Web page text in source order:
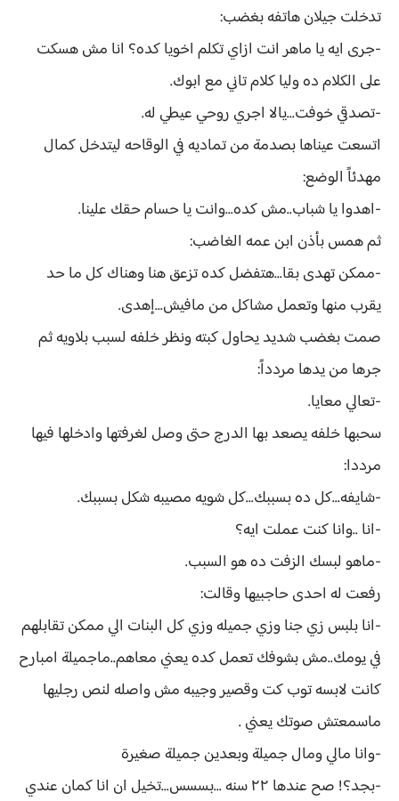
تدخلت جيلان هاتفه بغضب:
-جرى ايه يا ماهر انت ازاي تكلم اخويا كده؟ انا مش هسكت
على الكلام ده وليا كلام تاني مع ابوك.
-تصدقي خوفت...يالا اجري روحي عيطي له.
اتسعت عيناها بصدمة من تماديه في الوقاحه ليتدخل كمال
مهدئاً الوضع:
-اهدوا يا شباب..مش كده...وانت يا حسام حقك علينا.
ثم همس بأذن ابن عمه الغاضب:
-ممكن تهدى بقا...هتفضل كده تزعق هنا وهناك كل ما حد
يقرب منها وتعمل مشاكل من مافيش...إهدى.
صمت بغضب شديد يحاول كبته ونظر خلفه لسبب بلاويه ثم
جرها من يدها مردداً:
-تعالي معايا.
سحبها خلفه يصعد بها الدرج حتى وصل لغرفتها وادخلها فيها
مرددا:
-شايفه...كل ده بسببك...كل شويه مصيبه شكل بسببك.
-انا ..وانا كنت عملت ايه؟
-ماهو لبسك الزفت ده هو السبب.
رفعت له احدى حاجبيها وقالت:
-انا بلبس زي جنا وزي جميله وزي كل البنات الي ممكن تقابلهم
في يومك..مش بشوفك تعمل كده يعني معاهم..ماجميلة امبارح
كانت لابسه توب كت وقصير وجيبه مش واصله لنص رجليها
ماسمعتش صوتك يعني .
-وانا مالي ومال جميلة وبعدين جميلة صغيرة
-بجد؟! صح عندها ٢٢ سنه ...بسسس...تخيل ان انا كمان عندي